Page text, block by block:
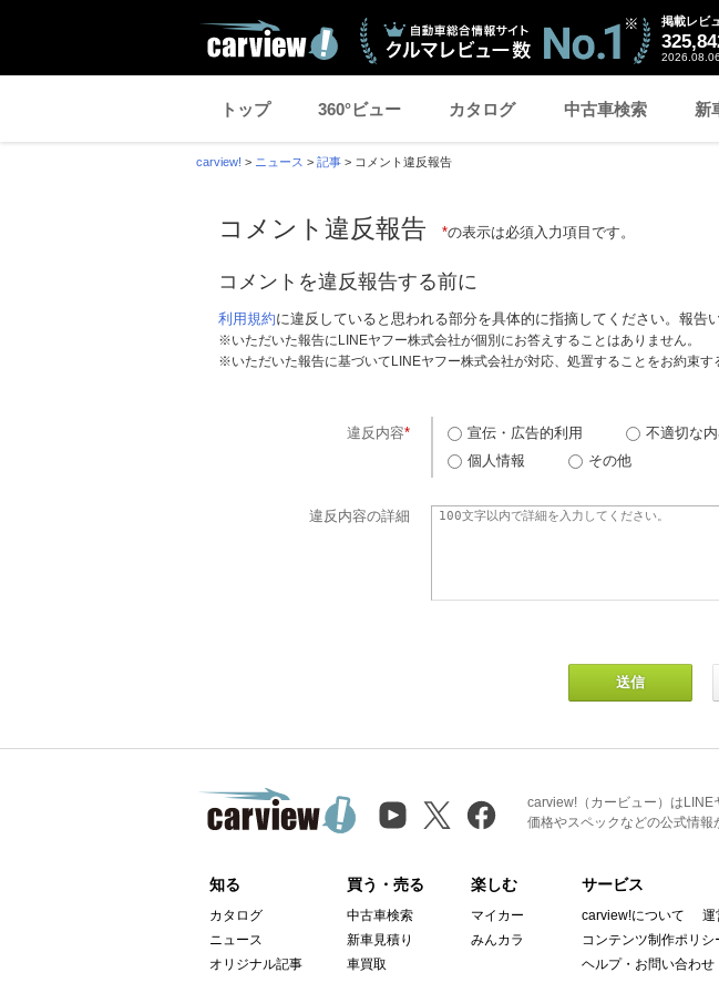
掲載レビ
2026.08.06
トップ 360°ビュー カタログ 中古車検索 新
carview! > ニュース > 記事 > コメント違反報告
コメント違反報告 *の表示は必須入力項目です。
コメントを違反報告する前に
利用規約に違反していると思われる部分を具体的に指摘してください。報告
※いただいた報告にLINEヤフー株式会社が個別にお答えすることはありません。
※いただいた報告に基づいてLINEヤフー株式会社が対応、処置することをお約束す
違反内容* 宣伝・広告的利用 不適切な
個人情報
その他
違反内容の詳細
carview!（カービュー）はLINE
価格やスペックなどの公式情報
知る
カタログ
ニュース
オリジナル記事
買う・売る
中古車検索
新車見積り
車買取
楽しむ
マイカー
みんカラ
サービス
carview!について 運
コンテンツ制作ポリシ
ヘルプ・お問い合わせ